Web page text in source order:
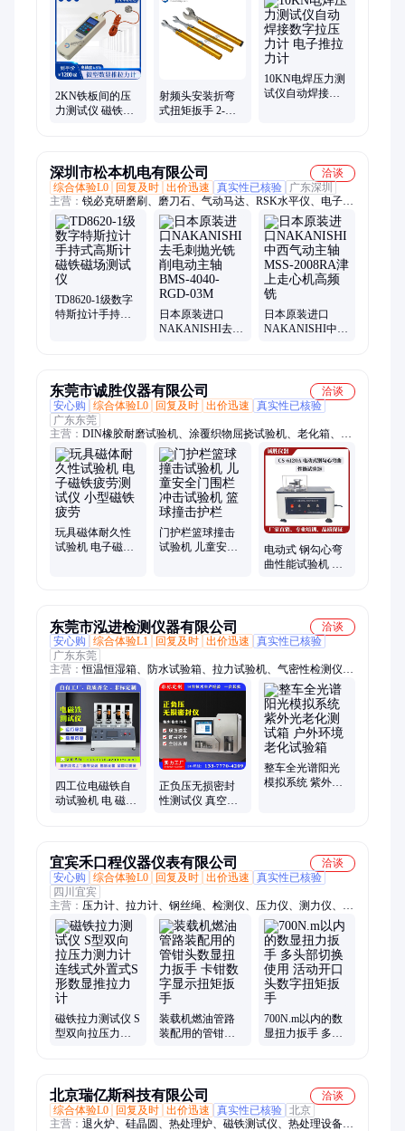
力计、检重秤、万能试验机、残余扭矩扳手
2KN铁板间的压
力测试仪 磁铁粘
射频头安装折弯
式扭矩扳手 2-
10KN电焊压力测
试仪自动焊接数
深圳市松本机电有限公司
洽谈
综合体验L0
回复及时 出价迅速 真实性已核验
广东深圳
主营： 锐必克研磨刷、磨刀石、气动马达、RSK水平仪、电子卡
尺、数显卡尺、RBZ高速主轴、深度千分尺、去毛刺刀具、橡胶
硬度计、内径千分尺、主轴控制器、外径千分尺、电子深度尺、
指针式百分表、RBZ浮动主轴、高斯计、高速电主轴、高频铣、
加工中心增速器
TD8620-1级数字
特斯拉计手持式
日本原装进口
NAKANISHI去毛
日本原装进口
NAKANISHI中西
东莞市诚胜仪器有限公司
洽谈
安心购
综合体验L0 回复及时 出价迅速
真实性已核验
广东东莞
主营： DIN橡胶耐磨试验机、涂覆织物屈挠试验机、老化箱、橡
胶回弹仪、拉力机、耐磨机、剥离机、袜套防水试验机、安全鞋
冲击试验机、鞋子防滑试验机、成品鞋曲折试验机、冲击试验
机、曲折试验机、低温耐折试验机、TABER耐磨试验机、马丁代
尔耐磨试验机
玩具磁体耐久性
试验机 电子磁铁
门护栏篮球撞击
试验机 儿童安全
电动式 钢勾心弯
曲性能试验机 勾
东莞市泓进检测仪器有限公司
洽谈
安心购
综合体验L1 回复及时 出价迅速
真实性已核验
广东东莞
主营：恒温恒湿箱、防水试验箱、拉力试验机、气密性检测仪、
动平衡测试仪、加速度冲击试验机、水压爆破试验机、高低温冲
击试验箱、沙尘试验箱、弹簧试验机、电磁振动试验台、脉冲疲
劳试验机、氙灯老化箱、工业烘箱、扭矩类试验机、压力机、加
速老化试验箱、橡塑类试验机、电池类试验机、三综合试验箱、
插拔力试验机
四工位电磁铁自
动试验机 电 磁铁
正负压无损密封
性测试仪 真空衰
整车全光谱阳光
模拟系统 紫外光
宜宾禾口程仪器仪表有限公司
洽谈
安心购
综合体验L0 回复及时 出价迅速
真实性已核验
四川宜宾
主营： 压力计、拉力计、钢丝绳、检测仪、压力仪、测力仪、测
试扳手、探测仪器、压力测试仪、传感器、测力计、输出扳手、
数显扳手、分析扳手、试验设备、智能扳手、工控软件、抽检扳
手、检测扳手、扭力扳手、无线扳手、扭矩扳手、力矩扳手、工
频点焊机、模拟量扳手
磁铁拉力测试仪 S
型双向拉压力测
装载机燃油管路
装配用的管钳头
700N.m以内的数
显扭力扳手 多头
北京瑞亿斯科技有限公司
洽谈
综合体验L0
回复及时 出价迅速 真实性已核验 北京
主营： 退火炉、硅晶圆、热处理炉、磁铁测试仪、热处理设备、